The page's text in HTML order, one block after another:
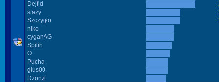
Dejfid
stazy
Szczygło
niko
cyganAG
Spilih
O
Pucha
glus00
Dzonzi